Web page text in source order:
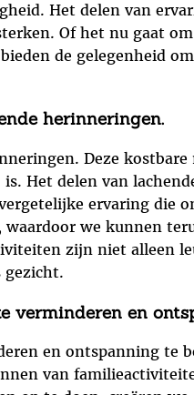
Het delen van
Of het nu gaat
de gelegenheid
herinneringen.
Deze
Het delen van
ervaring die
we kunnen
zijn niet alleen
gezicht.
en
en ontspanning te
van